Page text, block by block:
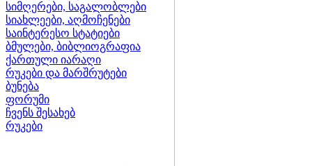
სიმღერები, საგალობლები
სიახლეები, აღმოჩენები
საინტერესო სტატიები
ბმულები, ბიბლიოგრაფია
ქართული იარაღი
რუკები და მარშრუტები
ბუნება
ფორუმი
ჩვენს შესახებ
რუკები